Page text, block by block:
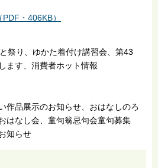
・406KB）
祭り、ゆかた着付け講習会、第43
ます、消費者ホット情報
作品展示のお知らせ、おはなしのろ
はなし会、童句翁忌句会童句募集
知らせ